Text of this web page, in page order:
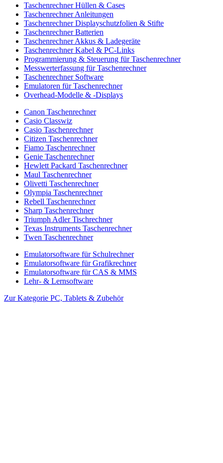
Taschenrechner Hüllen & Cases
Taschenrechner Anleitungen
Taschenrechner Displayschutzfolien & Stifte
Taschenrechner Batterien
Taschenrechner Akkus & Ladegeräte
Taschenrechner Kabel & PC-Links
Programmierung & Steuerung für Taschenrechner
Messwerterfassung für Taschenrechner
Taschenrechner Software
Emulatoren für Taschenrechner
Overhead-Modelle & -Displays
Canon Taschenrechner
Casio Classwiz
Casio Taschenrechner
Citizen Taschenrechner
Fiamo Taschenrechner
Genie Taschenrechner
Hewlett Packard Taschenrechner
Maul Taschenrechner
Olivetti Taschenrechner
Olympia Taschenrechner
Rebell Taschenrechner
Sharp Taschenrechner
Triumph Adler Tischrechner
Texas Instruments Taschenrechner
Twen Taschenrechner
Emulatorsoftware für Schulrechner
Emulatorsoftware für Grafikrechner
Emulatorsoftware für CAS & MMS
Lehr- & Lernsoftware
Zur Kategorie PC, Tablets & Zubehör